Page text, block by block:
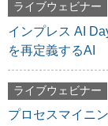
ライブウェビナー
インプレス AI
を再定義するAI
ライブウェビナー
プロセスマイニ